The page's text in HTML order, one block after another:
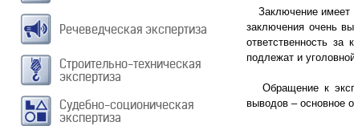
Речеведческая экспертиза
Строительно-техническая
экспертиза
Судебно-соционическая
экспертиза
Заключение имеет
заключения очень
ответственность
подлежат и
Обращение к
выводов – основное